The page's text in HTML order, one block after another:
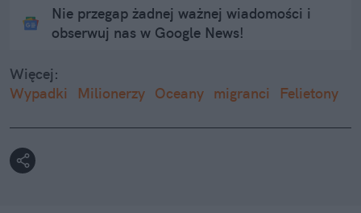
Nie przegap żadnej ważnej wiadomości i
obserwuj nas w Google News!
Więcej:
Wypadki
Milionerzy Oceany migranci Felietony